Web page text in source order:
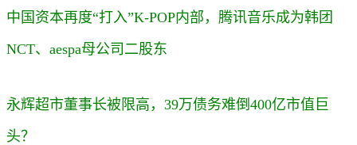
中国资本再度“打入”K-POP内部，腾讯音乐成为韩团
NCT、aespa母公司二股东
永辉超市董事长被限高，39万债务难倒400亿市值巨
头？